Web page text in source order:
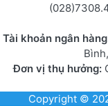
Tài khoản ngân
Đơn vị thụ hưởng:
Copyright ©